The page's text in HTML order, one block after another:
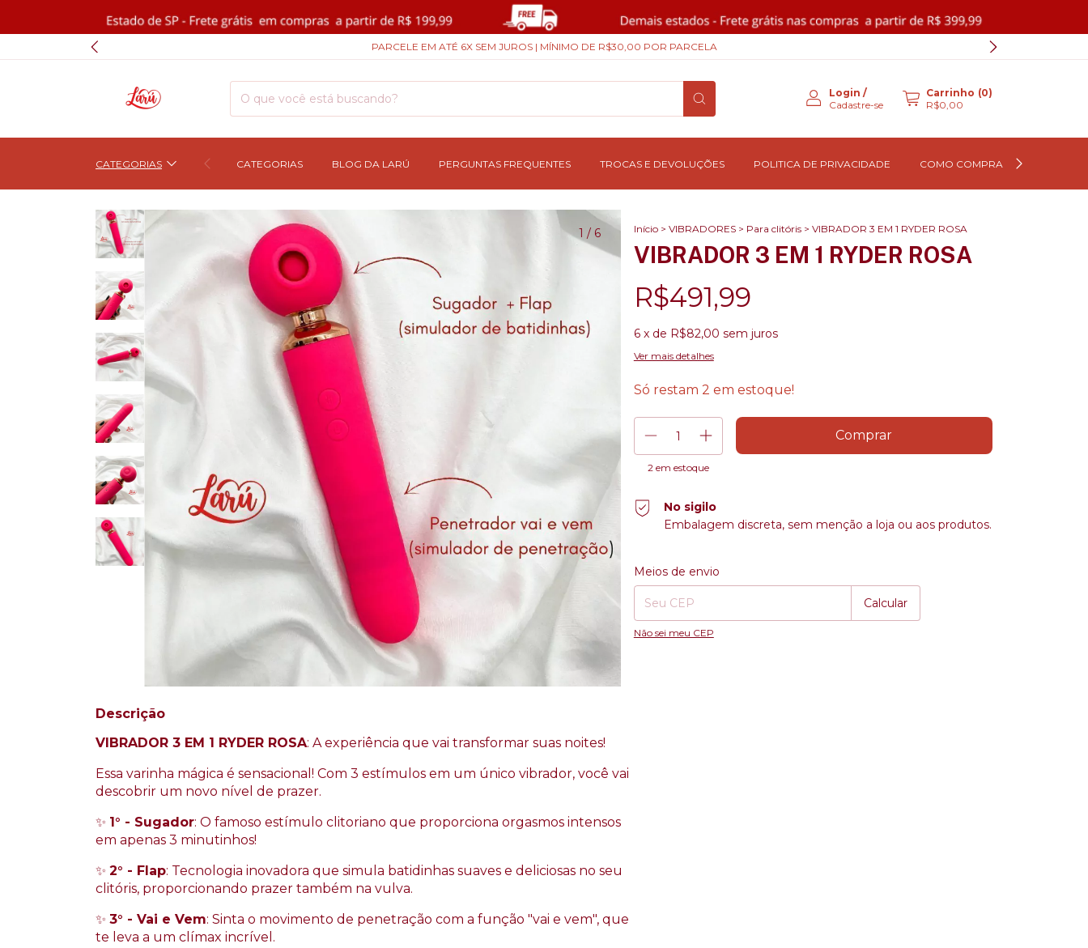
PARCELE EM ATÉ 6X SEM JUROS | MÍNIMO DE R$30,00 POR PARCELA
Login /
Cadastre-se
Carrinho (0)
R$0,00
CATEGORIAS CATEGORIAS BLOG DA LARÚ PERGUNTAS FREQUENTES TROCAS E DEVOLUÇÕES POLITICA DE PRIVACIDADE COMO COMPRAR
1 / 6 Início > VIBRADORES > Para clitóris > VIBRADOR 3 EM 1 RYDER ROSA
VIBRADOR 3 EM 1 RYDER ROSA
R$491,99
6 x de R$82,00 sem juros
Ver mais detalhes
Só restam 2 em estoque!
2em estoque
No sigilo
Embalagem discreta, sem menção a loja ou aos produtos.
Entregas para o CEP:
Meios de envio
Calcular
Não sei meu CEP
Descrição
VIBRADOR 3 EM 1 RYDER ROSA: A experiência que vai transformar suas noites!
Essa varinha mágica é sensacional! Com 3 estímulos em um único vibrador, você vai
descobrir um novo nível de prazer.
✨ 1° - Sugador: O famoso estímulo clitoriano que proporciona orgasmos intensos
em apenas 3 minutinhos!
✨ 2° - Flap: Tecnologia inovadora que simula batidinhas suaves e deliciosas no seu
clitóris, proporcionando prazer também na vulva.
✨ 3° - Vai e Vem: Sinta o movimento de penetração com a função "vai e vem", que
te leva a um clímax incrível.